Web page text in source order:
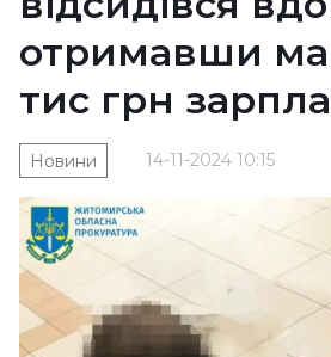
отримавши
тис грн
14-11-2024 10:15
Новини